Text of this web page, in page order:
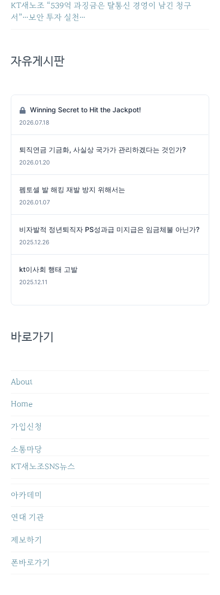
KT새노조 “539억 과징금은 탈통신 경영이 남긴 청구
서”…보안 투자 실천…
자유게시판
Winning Secret to Hit the Jackpot!
2026.07.18
퇴직연금 기금화, 사실상 국가가 관리하겠다는 것인가?
2026.01.20
펨토셀 발 해킹 재발 방지 위해서는
2026.01.07
비자발적 정년퇴직자 PS성과급 미지급은 임금체불 아닌가?
2025.12.26
kt이사회 행태 고발
2025.12.11
바로가기
About
Home
가입신청
소통마당
KT새노조SNS뉴스
아카데미
연대 기관
제보하기
폰바로가기